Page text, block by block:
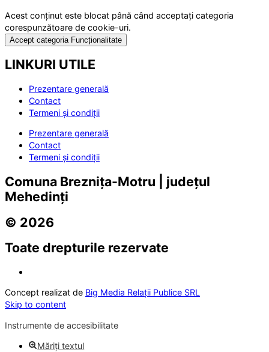
Acest conținut este blocat până când acceptați categoria
corespunzătoare de cookie-uri.
Accept categoria Funcționalitate
LINKURI UTILE
Prezentare generală
Contact
Termeni și condiții
Prezentare generală
Contact
Termeni și condiții
Comuna Breznița-Motru | județul
Mehedinți
© 2026
Toate drepturile rezervate
Concept realizat de Big Media Relații Publice SRL
Skip to content
Instrumente de accesibilitate
Măriți textul